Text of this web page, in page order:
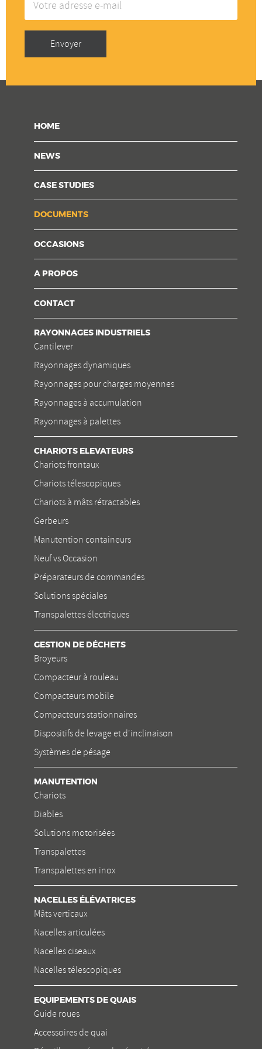
mail
Envoyer
HOME
NEWS
CASE STUDIES
DOCUMENTS
OCCASIONS
A PROPOS
CONTACT
RAYONNAGES INDUSTRIELS
Cantilever
Rayonnages dynamiques
Rayonnages pour charges moyennes
Rayonnages à accumulation
Rayonnages à palettes
CHARIOTS ELEVATEURS
Chariots frontaux
Chariots télescopiques
Chariots à mâts rétractables
Gerbeurs
Manutention containeurs
Neuf vs Occasion
Préparateurs de commandes
Solutions spéciales
Transpalettes électriques
GESTION DE DÉCHETS
Broyeurs
Compacteur à rouleau
Compacteurs mobile
Compacteurs stationnaires
Dispositifs de levage et d'inclinaison
Systèmes de pésage
MANUTENTION
Chariots
Diables
Solutions motorisées
Transpalettes
Transpalettes en inox
NACELLES ÉLÉVATRICES
Mâts verticaux
Nacelles articulées
Nacelles ciseaux
Nacelles télescopiques
EQUIPEMENTS DE QUAIS
Guide roues
Accessoires de quai